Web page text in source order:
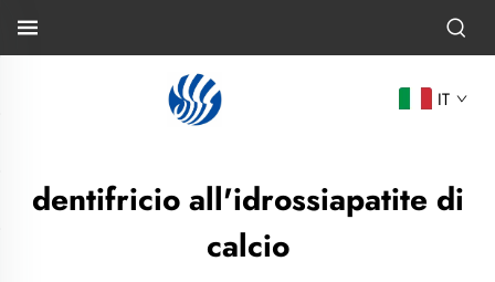
IT
dentifricio all'idrossiapatite di
calcio